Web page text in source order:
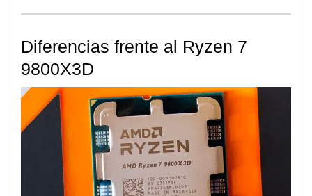
Diferencias frente al Ryzen 7
9800X3D